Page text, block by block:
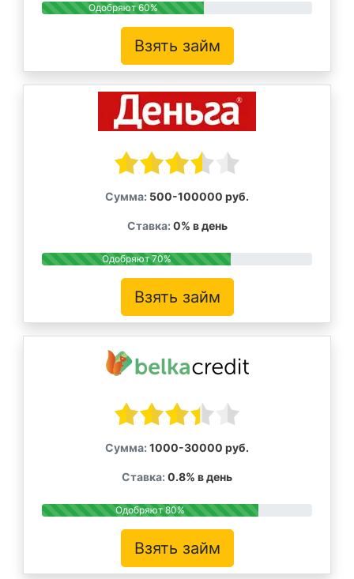
Одобряют 60%
Взять займ
Сумма: 500-100000 руб.
Ставка: 0% в день
Одобряют 70%
Взять займ
Сумма: 1000-30000 руб.
Ставка: 0.8% в день
Одобряют 80%
Взять займ